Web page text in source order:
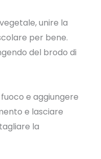
unire la
per bene.
del brodo di
e aggiungere
e lasciare
la